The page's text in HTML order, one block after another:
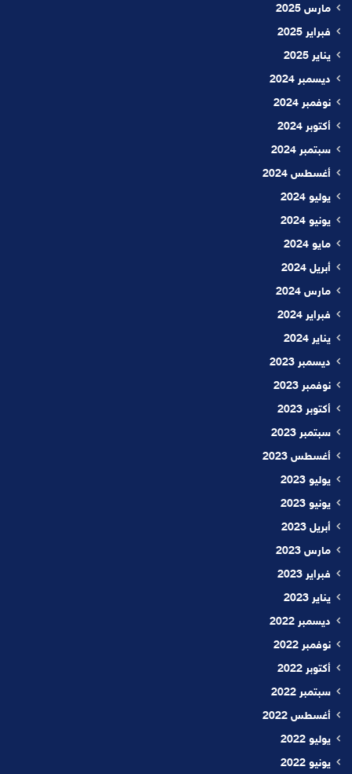
مارس 2025
فبراير 2025
يناير 2025
ديسمبر 2024
نوفمبر 2024
أكتوبر 2024
سبتمبر 2024
أغسطس 2024
يوليو 2024
يونيو 2024
مايو 2024
أبريل 2024
مارس 2024
فبراير 2024
يناير 2024
ديسمبر 2023
نوفمبر 2023
أكتوبر 2023
سبتمبر 2023
أغسطس 2023
يوليو 2023
يونيو 2023
أبريل 2023
مارس 2023
فبراير 2023
يناير 2023
ديسمبر 2022
نوفمبر 2022
أكتوبر 2022
سبتمبر 2022
أغسطس 2022
يوليو 2022
يونيو 2022